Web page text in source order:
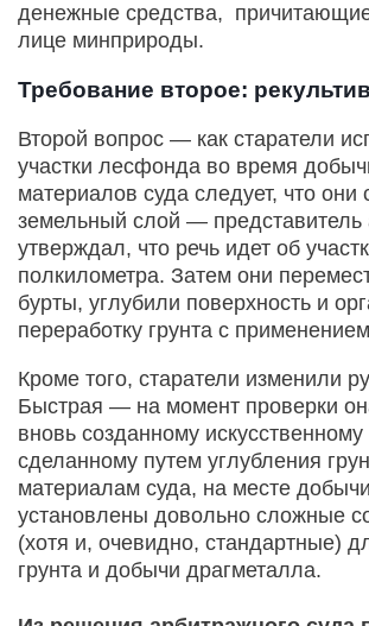
денежные средства,
лице минприроды.
Требование второе:
Второй вопрос — как старатели
участки лесфонда во время
материалов суда следует, что они
земельный слой — представитель
утверждал, что речь идет об
полкилометра. Затем они
бурты, углубили поверхность и
переработку грунта с
Кроме того, старатели изменили
Быстрая — на момент проверки
вновь созданному искусственному
сделанному путем углубления
материалам суда, на месте
установлены довольно сложные
(хотя и, очевидно, стандартные)
грунта и добычи драгметалла.